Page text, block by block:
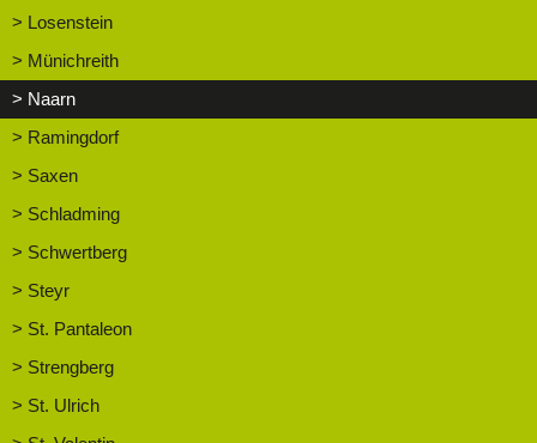
> Losenstein
> Münichreith
> Naarn
> Ramingdorf
> Saxen
> Schladming
> Schwertberg
> Steyr
> St. Pantaleon
> Strengberg
> St. Ulrich